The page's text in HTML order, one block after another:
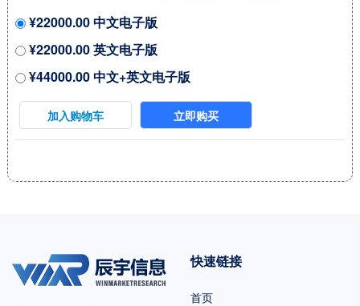
2029期间年复合增长率
（CAGR）为 %。未来几年，本
行业具有很大不确定性，本文的
2023-2029年的预测数据是基于过
去几年的历史发展、行业专家观
元，同期美国市场CAGR预计大约
为 %。未来几年，亚太地区的重
¥22000.00 中文电子版
¥22000.00 英文电子版
¥44000.00 中文+英文电子版
加入购物车 立即购买
快速链接
首页